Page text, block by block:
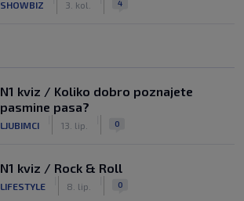
SHOWBIZ 3. kol. 4
N1 kviz / Koliko dobro poznajete
pasmine pasa?
LJUBIMCI 13. lip. 0
N1 kviz / Rock & Roll
LIFESTYLE 8. lip. 0